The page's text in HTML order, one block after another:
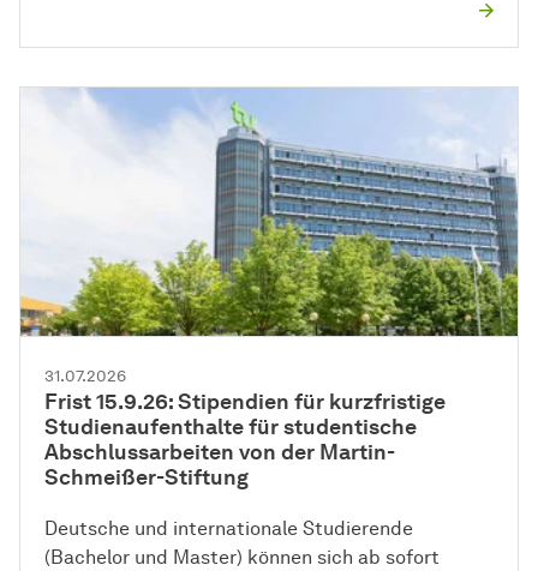
31.07.2026
Frist 15.9.26: Stipendien für kurzfristige
Studienaufenthalte für studentische
Abschlussarbeiten von der Martin-
Schmeißer-Stiftung
Deutsche und internationale Studierende
(Bachelor und Master) können sich ab sofort